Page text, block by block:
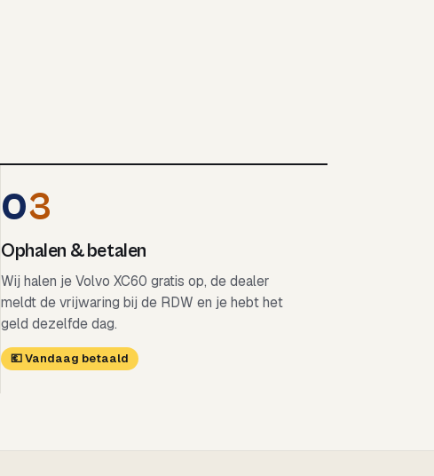
03
Ophalen & betalen
Wij halen je Volvo XC60 gratis op, de dealer
meldt de vrijwaring bij de RDW en je hebt het
geld dezelfde dag.
💶 Vandaag betaald